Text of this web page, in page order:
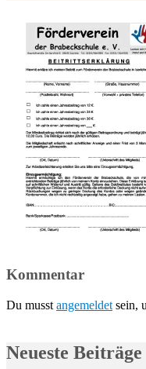
Kommentar
Du musst angemeldet sein,
Neueste Beiträge